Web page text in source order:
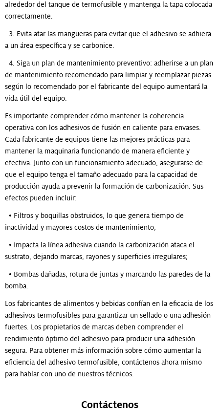
alrededor del tanque de termofusible y mantenga la tapa colocada
correctamente.
3. Evita atar las mangueras para evitar que el adhesivo se adhiera
a un área específica y se carbonice.
4. Siga un plan de mantenimiento preventivo: adherirse a un plan
de mantenimiento recomendado para limpiar y reemplazar piezas
según lo recomendado por el fabricante del equipo aumentará la
vida útil del equipo.
Es importante comprender cómo mantener la coherencia
operativa con los adhesivos de fusión en caliente para envases.
Cada fabricante de equipos tiene las mejores prácticas para
mantener la maquinaria funcionando de manera eficiente y
efectiva. Junto con un funcionamiento adecuado, asegurarse de
que el equipo tenga el tamaño adecuado para la capacidad de
producción ayuda a prevenir la formación de carbonización. Sus
efectos pueden incluir:
• Filtros y boquillas obstruidos, lo que genera tiempo de
inactividad y mayores costos de mantenimiento;
• Impacta la línea adhesiva cuando la carbonización ataca el
sustrato, dejando marcas, rayones y superficies irregulares;
• Bombas dañadas, rotura de juntas y marcando las paredes de la
bomba.
Los fabricantes de alimentos y bebidas confían en la eficacia de los
adhesivos termofusibles para garantizar un sellado o una adhesión
fuertes. Los propietarios de marcas deben comprender el
rendimiento óptimo del adhesivo para producir una adhesión
segura. Para obtener más información sobre cómo aumentar la
eficiencia del adhesivo termofusible, contáctenos ahora mismo
para hablar con uno de nuestros técnicos.
Contáctenos